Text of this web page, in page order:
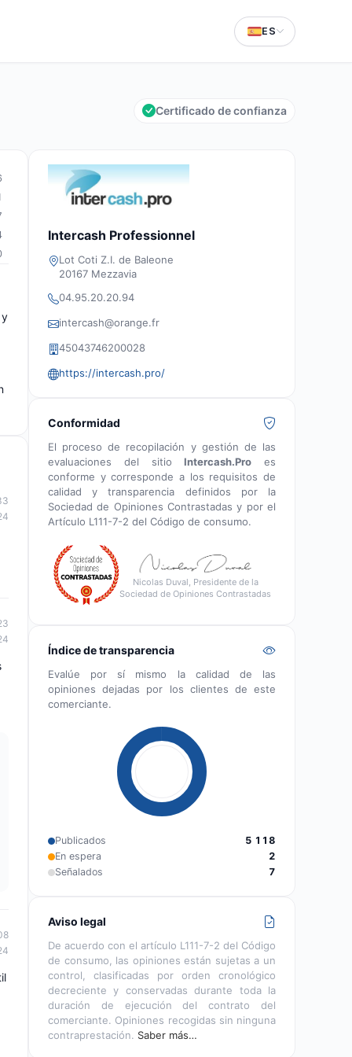
ES
Certificado de confianza
Intercash Professionnel
Lot Coti Z.I. de Baleone
20167 Mezzavia
04.95.20.20.94
intercash@orange.fr
45043746200028
https://intercash.pro/
Conformidad
El proceso de recopilación y gestión de las
evaluaciones del sitioIntercash.Pro es
conforme y corresponde a los requisitos de
calidad y transparencia definidos por la
Sociedad de Opiniones Contrastadas y por el
Artículo L111-7-2 del Código de consumo.
Nicolas Duval, Presidente de la
Sociedad de Opiniones Contrastadas
Índice de transparencia
Evalúe por sí mismo la calidad de las
opiniones dejadas por los clientes de este
comerciante.
Publicados
5 118
En espera
2
Señalados
7
Aviso legal
De acuerdo con el artículo L111-7-2 del Código
de consumo, las opiniones están sujetas a un
control, clasificadas por orden cronológico
decreciente y conservadas durante toda la
duración de ejecución del contrato del
comerciante. Opiniones recogidas sin ninguna
contraprestación. Saber más…